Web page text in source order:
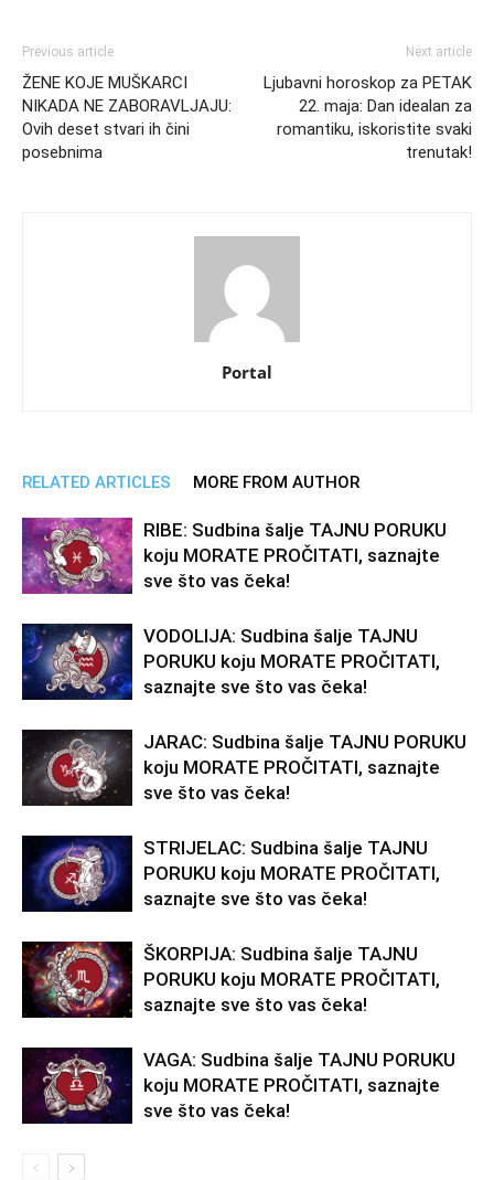
Previous article
ŽENE KOJE MUŠKARCI
NIKADA NE ZABORAVLJAJU:
Ovih deset stvari ih čini
posebnima
Next article
Ljubavni horoskop za PETAK
22. maja: Dan idealan za
romantiku, iskoristite svaki
trenutak!
Portal
RELATED ARTICLES MORE FROM AUTHOR
RIBE: Sudbina šalje TAJNU PORUKU
koju MORATE PROČITATI, saznajte
sve što vas čeka!
VODOLIJA: Sudbina šalje TAJNU
PORUKU koju MORATE PROČITATI,
saznajte sve što vas čeka!
JARAC: Sudbina šalje TAJNU PORUKU
koju MORATE PROČITATI, saznajte
sve što vas čeka!
STRIJELAC: Sudbina šalje TAJNU
PORUKU koju MORATE PROČITATI,
saznajte sve što vas čeka!
ŠKORPIJA: Sudbina šalje TAJNU
PORUKU koju MORATE PROČITATI,
saznajte sve što vas čeka!
VAGA: Sudbina šalje TAJNU PORUKU
koju MORATE PROČITATI, saznajte
sve što vas čeka!